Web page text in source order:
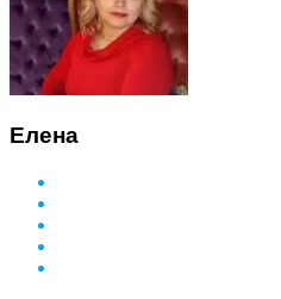
Елена